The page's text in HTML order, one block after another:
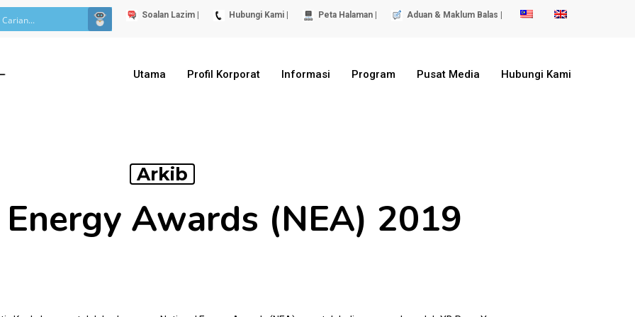
Soalan Lazim | Hubungi Kami | Peta Halaman | Aduan & Maklum Balas |
Utama Profil Korporat Informasi Program Pusat Media Hubungi Kami
Arkib
Awards (NEA) 2019